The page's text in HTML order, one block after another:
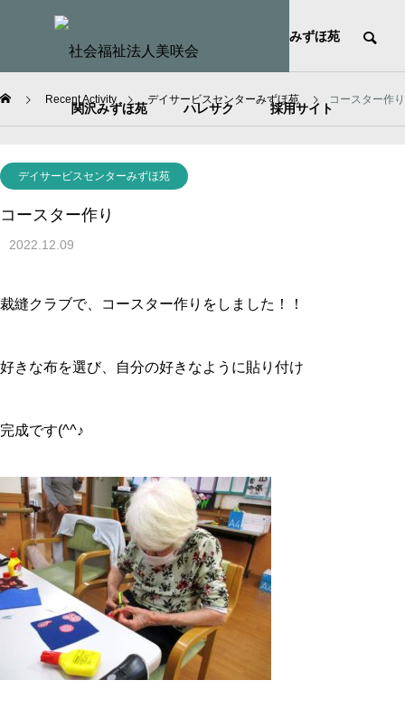
みずほ苑
関沢みずほ苑 ハレサク 採用サイト
Recent Activity デイサービスセンターみずほ苑 コースター作り
デイサービスセンターみずほ苑
コースター作り
2022.12.09
裁縫クラブで、コースター作りをしました！！
好きな布を選び、自分の好きなように貼り付け
完成です(^^♪